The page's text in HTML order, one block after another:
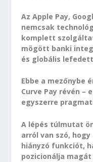
Az Apple Pay,
nemcsak
komplett
mögött banki
és globális
Ebbe a mezőnybe
Curve Pay révén –
egyszerre
A lépés túlmutat
arról van szó,
hiányzó funkciót,
pozicionálja